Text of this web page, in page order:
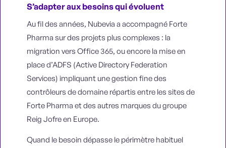
S’adapter aux besoins qui évoluent
Au fil des années, Nubevia a accompagné Forte
Pharma sur des projets plus complexes : la
migration vers Office 365, ou encore la mise en
place d’ADFS (Active Directory Federation
Services) impliquant une gestion fine des
contrôleurs de domaine répartis entre les sites de
Forte Pharma et des autres marques du groupe
Reig Jofre en Europe.
Quand le besoin dépasse le périmètre habituel